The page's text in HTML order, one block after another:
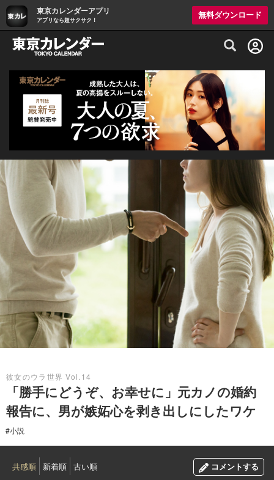
東京カレンダーアプリ
アプリなら超サクサク！
無料ダウンロード
グルメ情報・プレミアムレストラン予約
彼女のウラ世界 Vol.14
「勝手にどうぞ、お幸せに」元カノの婚約
報告に、男が嫉妬心を剥き出しにしたワケ
#小説
共感順 新着順 古い順 コメントする